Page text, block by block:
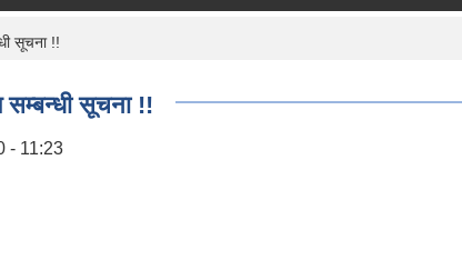
सूचना !!
सम्बन्धी सूचना !!
- 11:23